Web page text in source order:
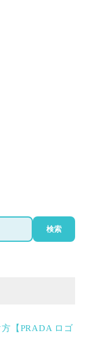
検索
【PRADA ロゴ